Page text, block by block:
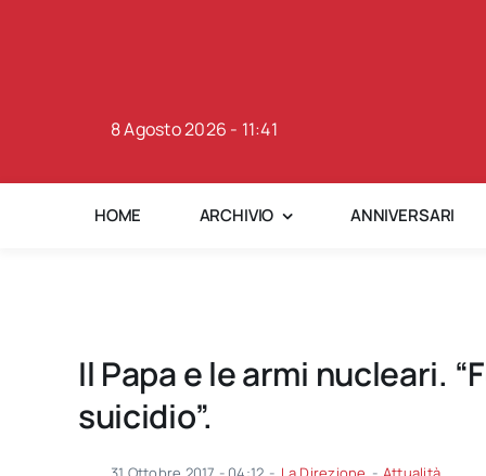
8 Agosto 2026 - 11:41
HOME ARCHIVIO ANNIVERSARI
Il Papa e le armi nucleari.
suicidio”.